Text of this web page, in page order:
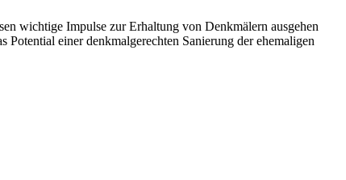
wichtige Impulse zur Erhaltung von Denkmälern ausgehen
einer denkmalgerechten Sanierung der ehemaligen